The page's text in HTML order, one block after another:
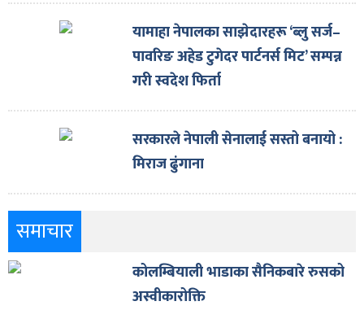
यामाहा नेपालका साझेदारहरू ‘ब्लु सर्ज–
पावरिङ अहेड टुगेदर पार्टनर्स मिट’ सम्पन्न
गरी स्वदेश फिर्ता
सरकारले नेपाली सेनालाई सस्तो बनायो :
मिराज ढुंगाना
समाचार
कोलम्बियाली भाडाका सैनिकबारे रुसको
अस्वीकारोक्ति